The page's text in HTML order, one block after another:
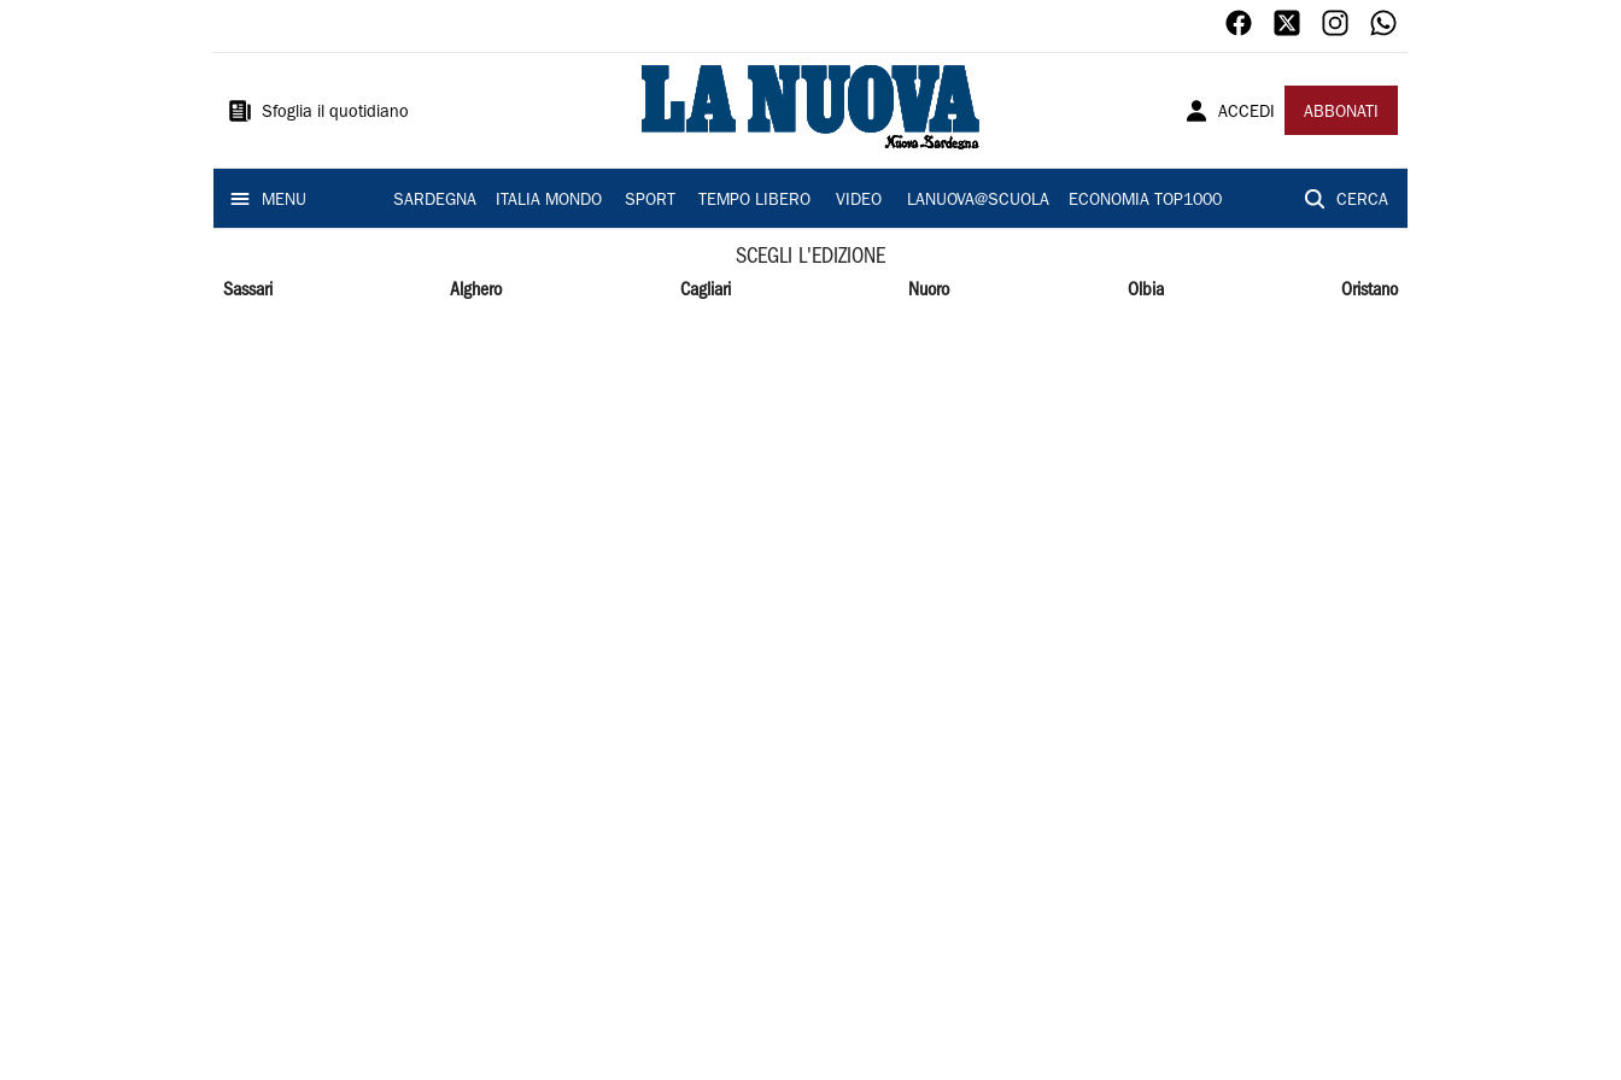
Sardegna
Sfoglia il quotidiano ACCEDI ABBONATI
MENU SARDEGNA ITALIA MONDO SPORT TEMPO LIBERO VIDEO LANUOVA@SCUOLA ECONOMIA TOP1000 CERCA
SCEGLI L'EDIZIONE
Sassari Alghero Cagliari Nuoro Olbia Oristano